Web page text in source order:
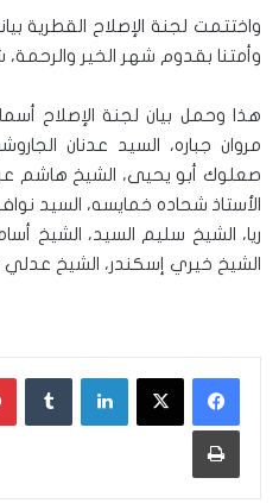
واختتمت لجنة الإصلاح القطرية
وأمتنا بقدوم شهر الخير والرحمة،
هذا وحمل بيان لجنة الإصلاح
مروان جباره، السيد عدنان
صعلوك أبو يحيى، الشيخ هاشم
الأستاذ شحاده خمايسه، السيد
ريا، الشيخ سليم السيد، الشيخ
الشيخ خيري إسكندر، الشيخ
لينكدإن
طباعة